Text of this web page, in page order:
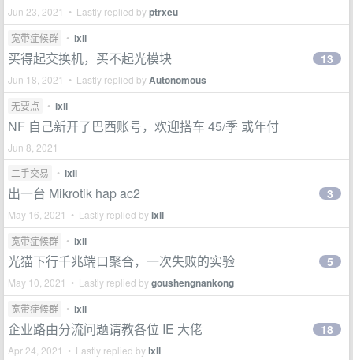
Jun 23, 2021 • Lastly replied byptrxeu
宽带症候群 • lxll
买得起交换机，买不起光模块
Jun 18, 2021 • Lastly replied byAutonomous
13
无要点 • lxll
NF 自己新开了巴西账号，欢迎搭车 45/季 或年付
Jun 8, 2021
二手交易
• lxll
出一台 Mikrotik hap ac2
May 16, 2021 • Lastly replied bylxll
3
宽带症候群 • lxll
光猫下行千兆端口聚合，一次失败的实验
May 10, 2021 • Lastly replied bygoushengnankong
5
宽带症候群 • lxll
企业路由分流问题请教各位 IE 大佬
Apr 24, 2021 • Lastly replied bylxll
18